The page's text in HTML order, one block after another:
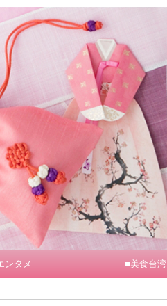
ンタメ ■美食台湾